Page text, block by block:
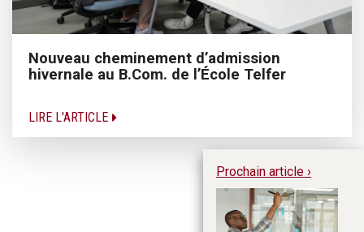
Nouveau cheminement d’admission
hivernale au B.Com. de l’École Telfer
LIRE L'ARTICLE
Prochain article ›